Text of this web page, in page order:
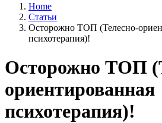
Home
Статьи
Осторожно ТОП (Телесно-
психотерапия)!
Осторожно ТОП
ориентированная
психотерапия)!